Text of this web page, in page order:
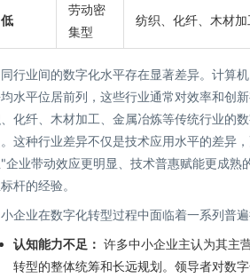
低
劳动密
集型
纺织、化纤、木材
行业间的数字化水平存在显著差异。计算
水平位居前列，这些行业通常对效率和创
化纤、木材加工、金属冶炼等传统行业的
这种行业差异不仅是技术应用水平的差异
企业带动效应更明显、技术普惠赋能更成
杆的经验。
企业在数字化转型过程中面临着一系列普
认知能力不足： 许多中小企业主认为其主
转型的整体统筹和长远规划。领导者对数